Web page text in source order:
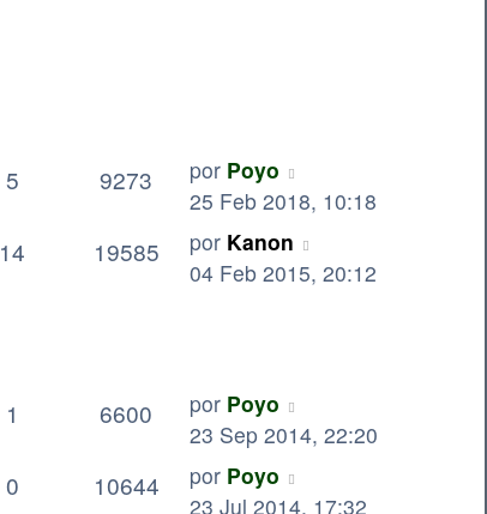
5 9273 por Poyo
25 Feb 2018, 10:18
14 19585 por Kanon
04 Feb 2015, 20:12
1 6600 por Poyo
23 Sep 2014, 22:20
0 10644 por Poyo
23 Jul 2014, 17:32